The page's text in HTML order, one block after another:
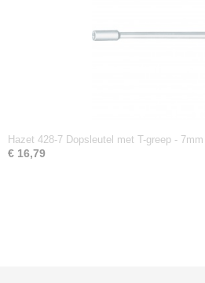
Hazet 428-7 Dopsleutel met T-greep - 7mm
€ 16,79